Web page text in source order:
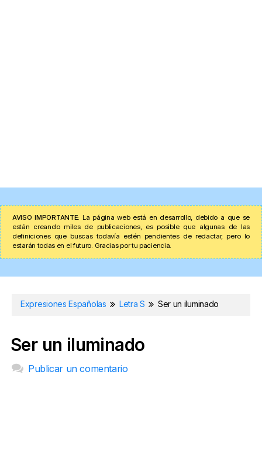
AVISO IMPORTANTE: La página web está en desarrollo, debido a que se
están creando miles de publicaciones, es posible que algunas de las
definiciones que buscas todavía estén pendientes de redactar, pero lo
estarán todas en el futuro. Gracias por tu paciencia.
Expresiones Españolas Letra S Ser un iluminado
Ser un iluminado
Publicar un comentario